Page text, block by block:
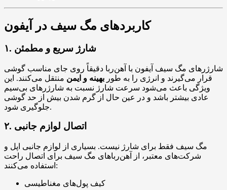
کاربردهای مگ سیف در آیفون
۱. شارژ سریع و مطمئن
شارژرهای مگ سیف آیفون با آهن‌ربا دقیقاً روی جای مناسب گوشی
قرار می‌گیرند و انرژی را به طور بهینه و ایمن منتقل می‌کنند. این
ویژگی باعث می‌شود سرعت شارژ نسبت به شارژرهای بی‌سیم
عادی بیشتر باشد و در عین حال از گرم شدن بیش از حد گوشی
جلوگیری شود.
۲. اتصال لوازم جانبی
مگ سیف فقط برای شارژ نیست. بسیاری از لوازم جانبی اپل و
شرکت‌های معتبر، از آهن‌رباهای مگ سیف برای اتصال راحت
استفاده می‌کنند:
کیف پول‌های مغناطیسی